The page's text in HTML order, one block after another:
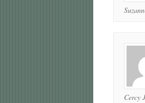
Cercy